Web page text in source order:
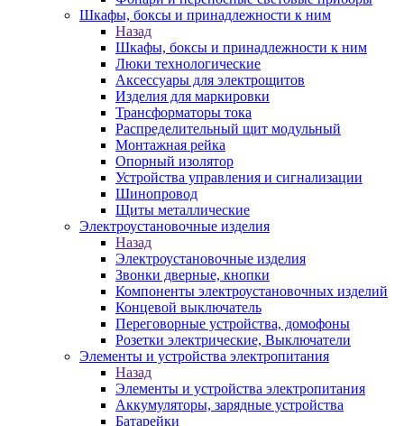
Шкафы, боксы и принадлежности к ним
Назад
Шкафы, боксы и принадлежности к ним
Люки технологические
Аксессуары для электрощитов
Изделия для маркировки
Трансформаторы тока
Распределительный щит модульный
Монтажная рейка
Опорный изолятор
Устройства управления и сигнализации
Шинопровод
Щиты металлические
Электроустановочные изделия
Назад
Электроустановочные изделия
Звонки дверные, кнопки
Компоненты электроустановочных изделий
Концевой выключатель
Переговорные устройства, домофоны
Розетки электрические, Выключатели
Элементы и устройства электропитания
Назад
Элементы и устройства электропитания
Аккумуляторы, зарядные устройства
Батарейки